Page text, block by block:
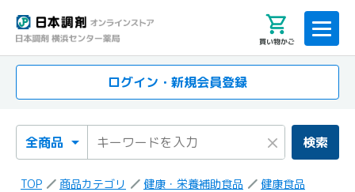
買い物かご
ログイン・新規会員登録
検索カテゴリ
検索キーワード × 検索
TOP 商品カテゴリ 健康・栄養補助食品 健康食品